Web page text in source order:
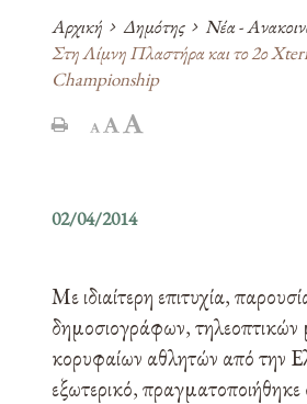
Αρχική Δημότης
Νέα -
Στη Λίμνη Πλαστήρα και το 2ο
Championship
02/04/2014
Με ιδιαίτερη επιτυχία,
δημοσιογράφων, τηλεοπτικών
κορυφαίων αθλητών από την
εξωτερικό, πραγματοποιήθηκε